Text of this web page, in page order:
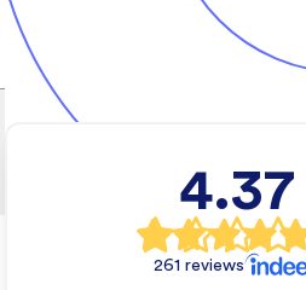
4.37
261 reviews